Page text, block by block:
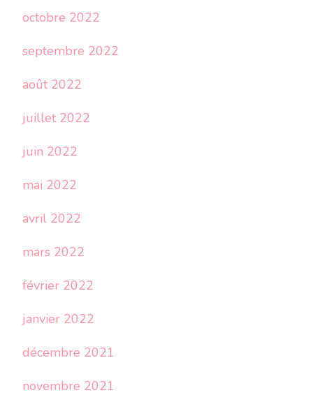
octobre 2022
septembre 2022
août 2022
juillet 2022
juin 2022
mai 2022
avril 2022
mars 2022
février 2022
janvier 2022
décembre 2021
novembre 2021